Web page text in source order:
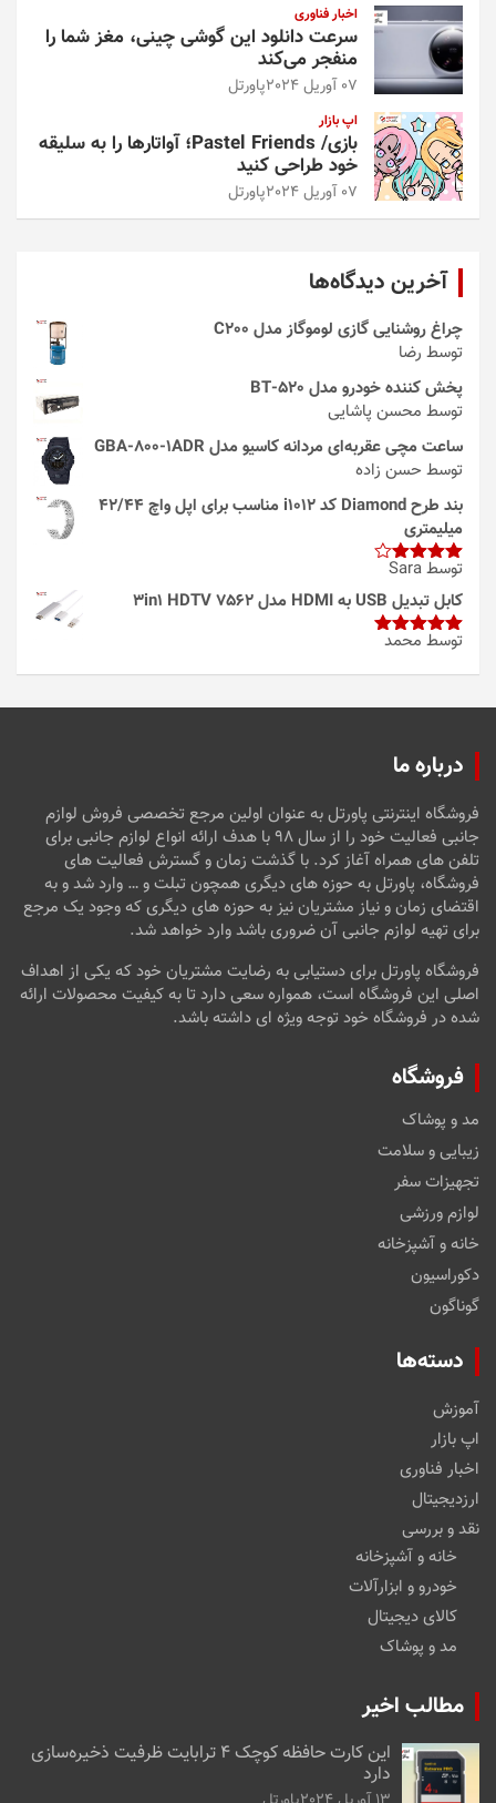
اخبار فناوری
سرعت دانلود این گوشی چینی، مغز شما را
منفجر می‌کند
07 آوریل 2024 پاورتل
اپ بازار
بازی/ Pastel Friends؛ آواتارها را به سلیقه
خود طراحی کنید
07 آوریل 2024 پاورتل
آخرین دیدگاه‌ها
چراغ روشنایی گازی لوموگاز مدل C200
توسط رضا
پخش کننده خودرو مدل 520-BT
توسط محسن پاشایی
ساعت مچی عقربه‌ای مردانه کاسیو مدل GBA-800-1ADR
توسط حسن زاده
بند طرح Diamond کد i1012 مناسب برای اپل واچ 42/44
میلیمتری
امتیاز4
از 5
توسط Sara
کابل تبدیل USB به HDMI مدل 3in1 HDTV 7562
امتیاز5از
توسط محمد
درباره ما
فروشگاه اینترنتی پاورتل به عنوان اولین مرجع تخصصی فروش لوازم
جانبی فعالیت خود را از سال ۹۸ با هدف ارائه انواع لوازم جانبی برای
تلفن های همراه آغاز کرد. با گذشت زمان و گسترش فعالیت های
فروشگاه، پاورتل به حوزه های دیگری همچون تبلت و … وارد شد و به
اقتضای زمان و نیاز مشتریان نیز به حوزه های دیگری که وجود یک مرجع
برای تهیه لوازم جانبی آن ضروری باشد وارد خواهد شد.
فروشگاه پاورتل برای دستیابی به رضایت مشتریان خود که یکی از اهداف
اصلی این فروشگاه است، همواره سعی دارد تا به کیفیت محصولات ارائه
شده در فروشگاه خود توجه ویژه ای داشته باشد.
فروشگاه
مد و پوشاک
زیبایی و سلامت
تجهیزات سفر
لوازم ورزشی
خانه و آشپزخانه
دکوراسیون
گوناگون
دسته‌ها
آموزش
اپ بازار
اخبار فناوری
ارزدیجیتال
نقد و بررسی
خانه و آشپزخانه
خودرو و ابزارآلات
کالای دیجیتال
مد و پوشاک
مطالب اخیر
این کارت حافظه کوچک ۴ ترابایت ظرفیت ذخیره‌سازی
دارد